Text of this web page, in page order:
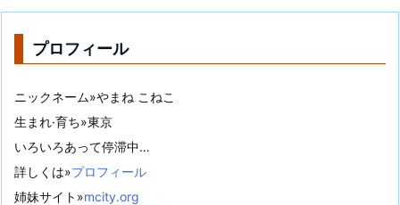
プロフィール
ニックネーム»やまね こねこ
生まれ·育ち»東京
いろいろあって停滞中…
詳しくは»プロフィール
姉妹サイト»mcity.org